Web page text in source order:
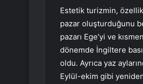
Estetik turizmin,
pazar oluşturduğunu
pazarı Ege’yi ve
dönemde İngiltere
oldu. Ayrıca yaz
Eylül-ekim gibi